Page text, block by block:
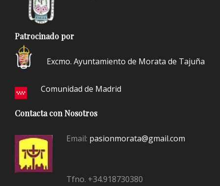
Patrocinado por
Excmo. Ayuntamiento de Morata de Tajuña
Comunidad de Madrid
Contacta con Nosotros
Email: pasionmorata@gmail.com
Tfno. +34.918730380